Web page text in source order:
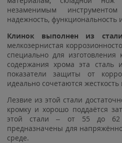
незаменимым
надежность, функциональность
Клинок выполнен из
мелкозернистая
специально для изготовления
содержания хрома эта сталь
показатели защиты от
идеально сочетаются жесткость
Лезвие из этой стали
кромку и хорошо поддаётся
этой стали – от 55 до 62
предназначены для
среде.